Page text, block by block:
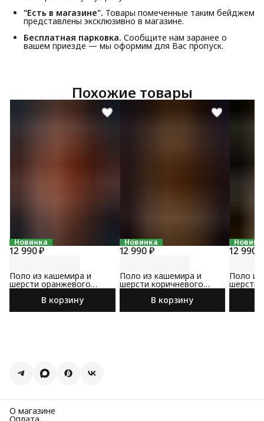
"Есть в магазине". Товары помеченные таким бейджем
представлены эксклюзивно в магазине.
Бесплатная парковка. Сообщите нам заранее о
вашем приезде — мы оформим для Вас пропуск.
Похожие товары
Новинка
12 990 ₽
Поло из кашемира и
шерсти оранжевого
В корзину
Новинка
12 990 ₽
Поло из кашемира и
шерсти коричневого
В корзину
12 990 ₽
Поло
шерсти
О магазине